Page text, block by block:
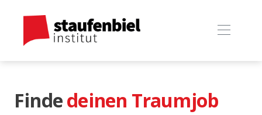
Findedeinen Traumjob